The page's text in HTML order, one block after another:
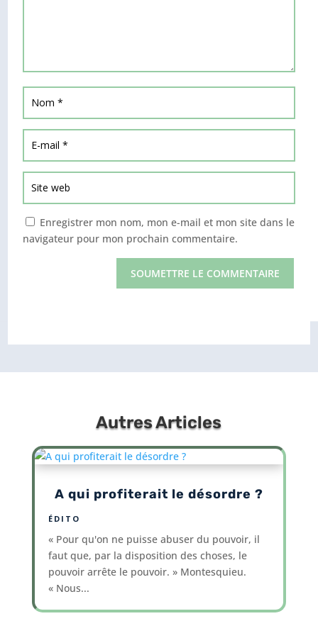
Enregistrer mon nom, mon e-mail et mon site dans le
navigateur pour mon prochain commentaire.
SOUMETTRE LE COMMENTAIRE
Autres Articles
A qui profiterait le désordre ?
ÉDITO
« Pour qu'on ne puisse abuser du pouvoir, il
faut que, par la disposition des choses, le
pouvoir arrête le pouvoir. » Montesquieu.
« Nous...